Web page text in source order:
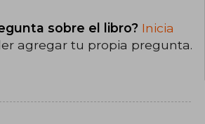
sobre el libro? Inicia
agregar tu propia pregunta.